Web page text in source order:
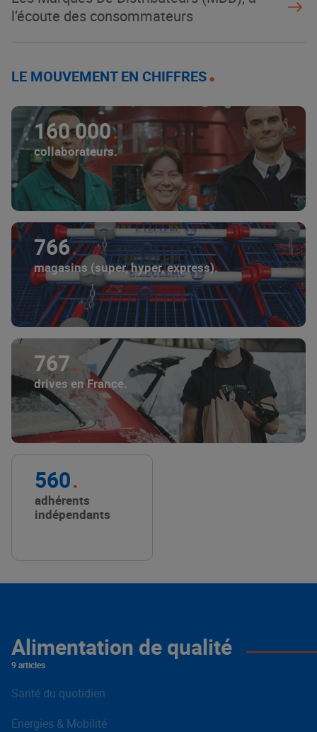
l’écoute des consommateurs
LE MOUVEMENT EN CHIFFRES
160 000
collaborateurs.
766
magasins (super, hyper, express).
767
drives en France.
560
adhérents
indépendants
Alimentation de qualité
9 articles
Santé du quotidien
Énergies & Mobilité